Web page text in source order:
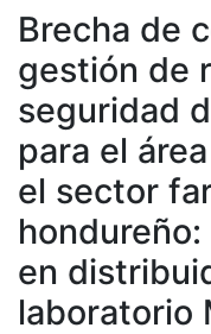
All of DSpace
Statistics
Brecha de
gestión de
seguridad
para el
el sector
en
laboratorio